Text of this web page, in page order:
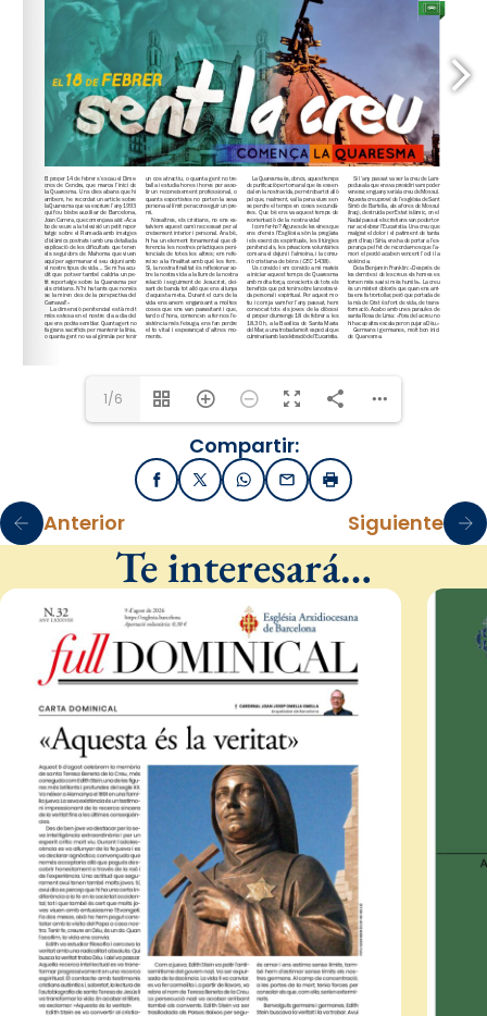
1/6
Compartir:
FacebookX / TwitterWhatsApp
EmailImprimir
Anterior Siguiente
Te interesará…